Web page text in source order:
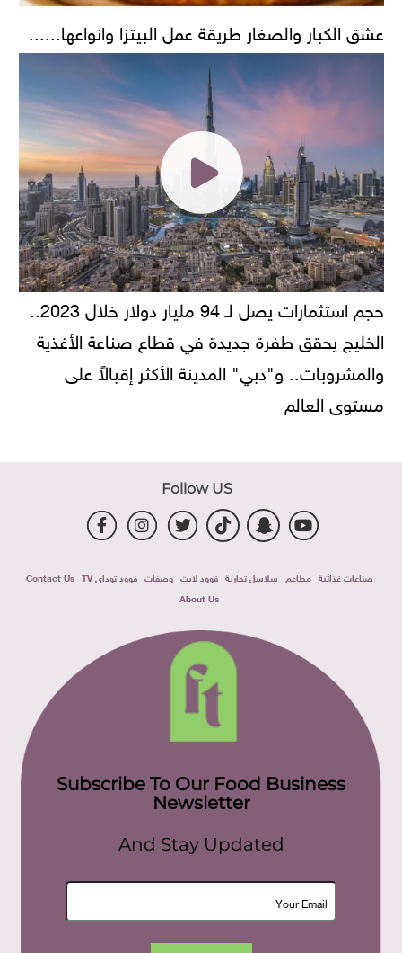
عشق الكبار والصغار طريقة عمل البيتزا وانواعها......
الخليج يحقق طفرة جديدة في قطاع صناعة الأغذية
والمشروبات.. و"دبي" المدينة الأكثر إقبالاً على
مستوى العالم
Follow US
صناعات غذائية مطاعم سلاسل تجارية فوود لايت وصفات فوود توداى TV
Contact Us
About Us
Subscribe To Our Food Business
Newsletter
And Stay Updated